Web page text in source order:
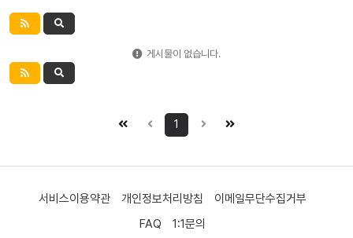
게시물이 없습니다.
1
서비스이용약관 개인정보처리방침
이메일무단수집거부
FAQ
1:1문의